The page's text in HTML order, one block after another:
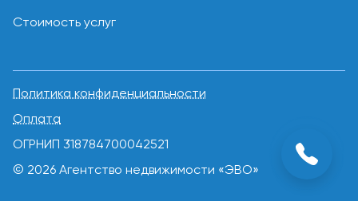
Стоимость услуг
Политика конфиденциальности
Оплата
ОГРНИП 318784700042521
© 2026 Агентство недвижимости «ЭВО»